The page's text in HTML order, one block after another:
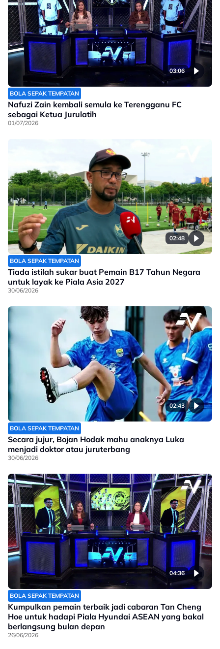
03:06
BOLA SEPAK TEMPATAN
Nafuzi Zain kembali semula ke Terengganu FC
sebagai Ketua Jurulatih
01/07/2026
02:48
BOLA SEPAK TEMPATAN
Tiada istilah sukar buat Pemain B17 Tahun Negara
untuk layak ke Piala Asia 2027
30/06/2026
02:43
BOLA SEPAK TEMPATAN
Secara jujur, Bojan Hodak mahu anaknya Luka
menjadi doktor atau juruterbang
30/06/2026
04:36
BOLA SEPAK TEMPATAN
Kumpulkan pemain terbaik jadi cabaran Tan Cheng
Hoe untuk hadapi Piala Hyundai ASEAN yang bakal
berlangsung bulan depan
26/06/2026